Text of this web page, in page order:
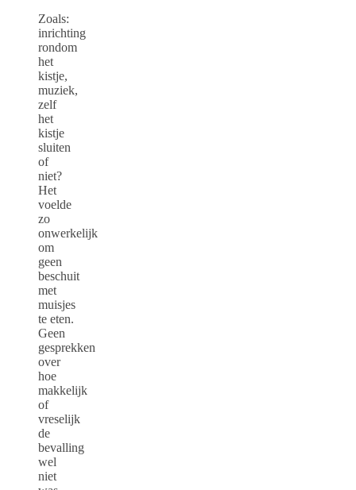
Zoals:
inrichting
rondom
het
kistje,
muziek,
zelf
het
kistje
sluiten
of
niet?
Het
voelde
zo
onwerkelijk
om
geen
beschuit
met
muisjes
te eten.
Geen
gesprekken
over
hoe
makkelijk
of
vreselijk
de
bevalling
wel
niet